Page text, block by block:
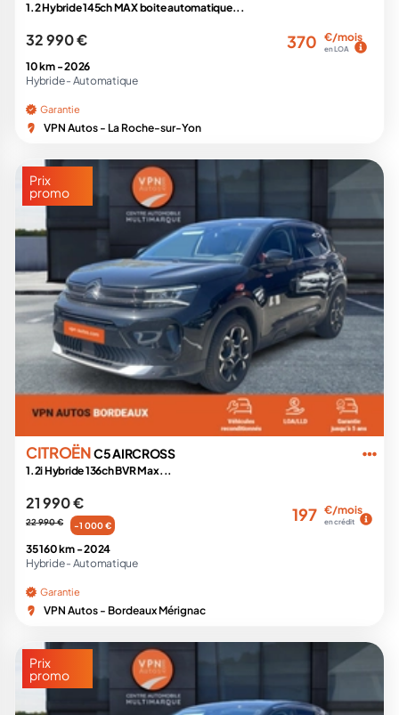
1.2 Hybride 145ch MAX boite automatique...
32 990 € 370 €/mois
en LOA
10 km -2026
Hybride - Automatique
Garantie
VPN Autos - La Roche-sur-Yon
Prix
promo
CITROËNC5 AIRCROSS
1.2i Hybride 136ch BVR Max...
21 990 €
22 990 € -1 000 €
197 €/mois
en crédit
35 160 km -2024
Hybride - Automatique
Garantie
VPN Autos - Bordeaux Mérignac
Prix
promo